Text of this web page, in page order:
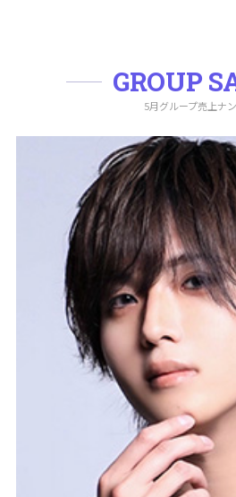
GROUP
5月グループ売上ナ